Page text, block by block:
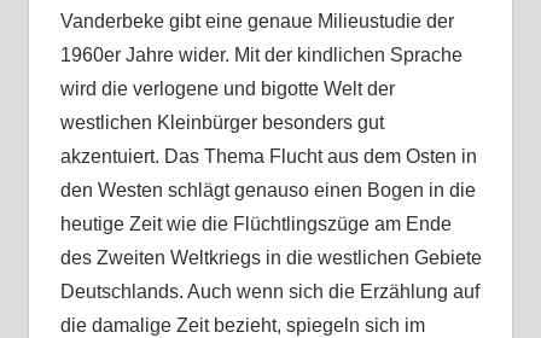
Vanderbeke gibt eine genaue Milieustudie der
1960er Jahre wider. Mit der kindlichen Sprache
wird die verlogene und bigotte Welt der
westlichen Kleinbürger besonders gut
akzentuiert. Das Thema Flucht aus dem Osten in
den Westen schlägt genauso einen Bogen in die
heutige Zeit wie die Flüchtlingszüge am Ende
des Zweiten Weltkriegs in die westlichen Gebiete
Deutschlands. Auch wenn sich die Erzählung auf
die damalige Zeit bezieht, spiegeln sich im